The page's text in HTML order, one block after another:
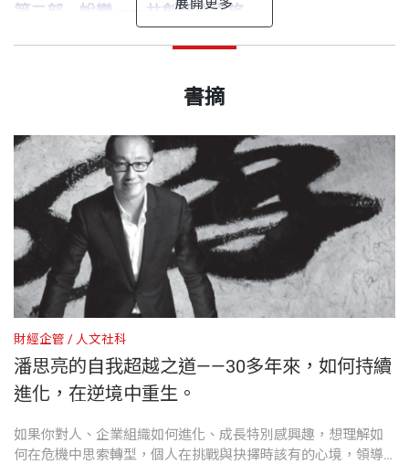
第二部 蛻變 —— 共創新生之旅
之首 導言：飯店人的智慧——由超越邁向卓越
土能量——創造與觀照的扎根之道
第八章
水能量——成就他人的幸福感
之末 思索：企業的信仰與修養
潘思亮 後記
國立台北大學企管碩士、國立成功大學醫學院老年學
曾任《遠見雜誌》記者、《30》雜誌主編，現為作
家、企業講師，主要著作有《引路：張淑芬與台積電
用智慧行善的公益足跡》、《從郭董到果凍：相信郭
台銘》、《誠品時光》、《鼎泰豐，有溫度的完
美》、《微笑走出自己的路：施振榮的Smile學，20
堂創業、創新、人生課》、《新時代，心王道》、
《台積電的綠色力量》、《捷安特傳奇：GIANT全球
品牌經營學》、《時尚是門好生意》、《改變成功的
子做自己：我這樣教出季衡與季剛》、《淚光奇蹟：
書號 BCB768
出版社 天下文化
裝幀 平裝
開本 17×23cm
印刷規格 彩色
書摘
財經企管 人文社科
潘思亮的自我超越之道——30多年來，如何持續
進化，在逆境中重生。
如果你對人、企業組織如何進化、成長特別感興趣，想理解如
何在危機中思索轉型，個人在挑戰與抉擇時該有的心境，領導